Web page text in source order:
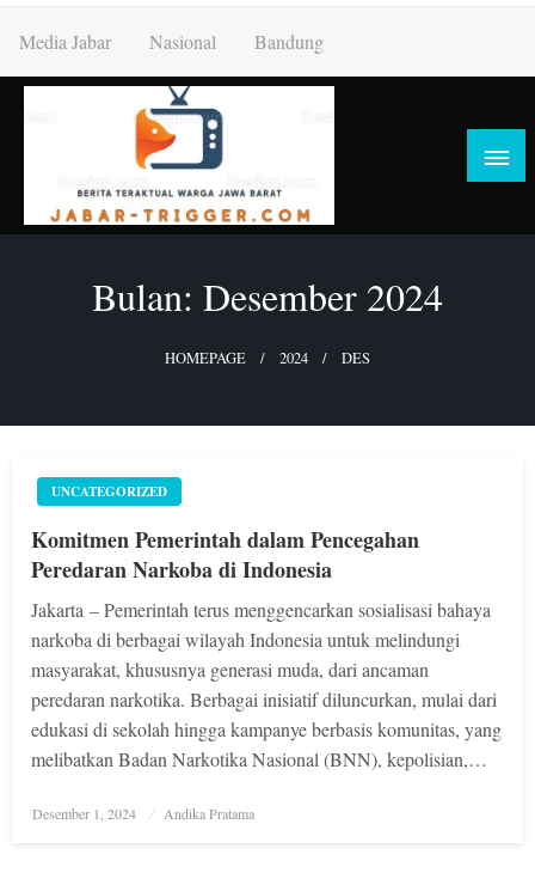
content
Media Jabar Nasional Bandung
Bulan: Desember 2024
HOMEPAGE 2024 DES
UNCATEGORIZED
Komitmen Pemerintah dalam Pencegahan
Peredaran Narkoba di Indonesia
Jakarta – Pemerintah terus menggencarkan sosialisasi bahaya
narkoba di berbagai wilayah Indonesia untuk melindungi
masyarakat, khususnya generasi muda, dari ancaman
peredaran narkotika. Berbagai inisiatif diluncurkan, mulai dari
edukasi di sekolah hingga kampanye berbasis komunitas, yang
melibatkan Badan Narkotika Nasional (BNN), kepolisian,…
Posted
Desember 1, 2024 Andika Pratama